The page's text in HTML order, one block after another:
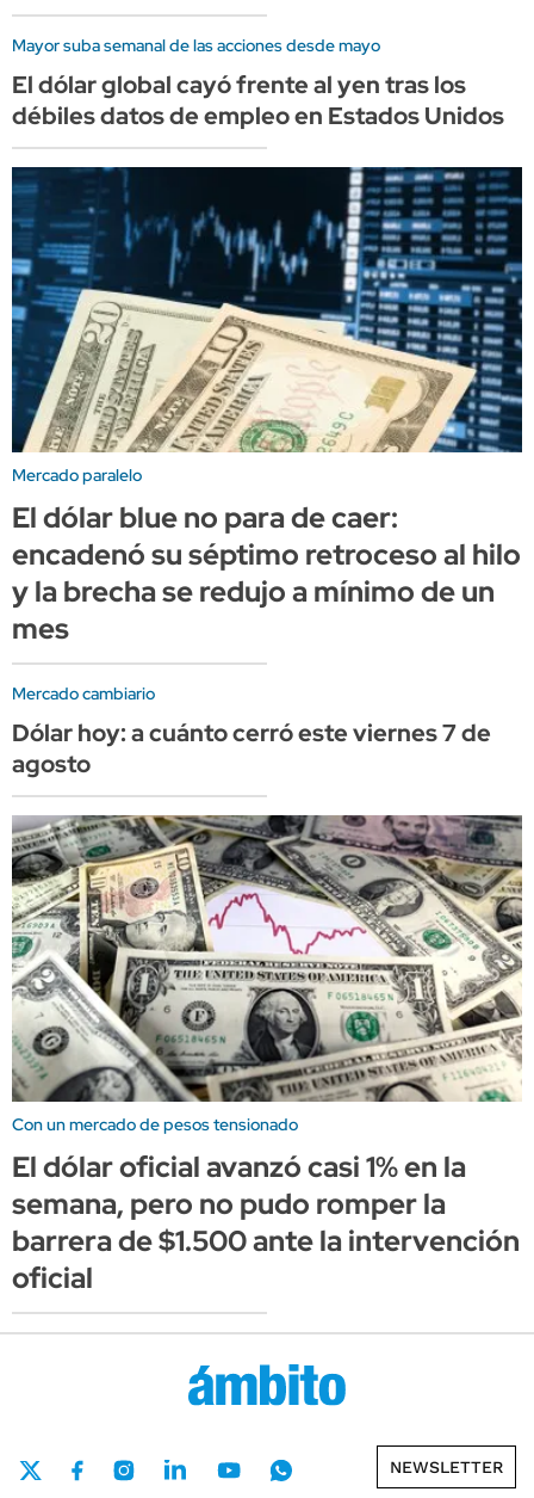
Mayor suba semanal de las acciones desde mayo
El dólar global cayó frente al yen tras los
débiles datos de empleo en Estados Unidos
Mercado paralelo
El dólar blue no para de caer:
encadenó su séptimo retroceso al hilo
y la brecha se redujo a mínimo de un
mes
Mercado cambiario
Dólar hoy: a cuánto cerró este viernes 7 de
agosto
Con un mercado de pesos tensionado
El dólar oficial avanzó casi 1% en la
semana, pero no pudo romper la
barrera de $1.500 ante la intervención
oficial
NEWSLETTER